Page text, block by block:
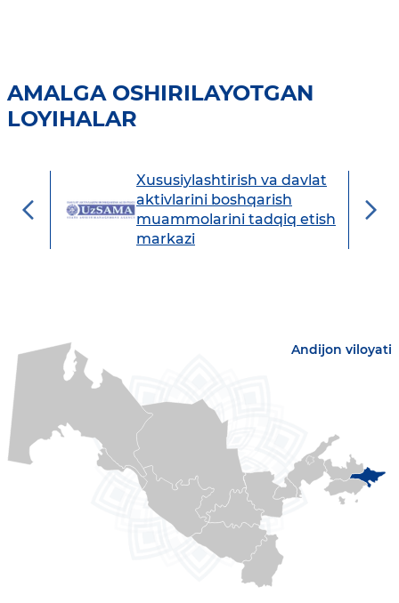
AMALGA OSHIRILAYOTGAN
LOYIHALAR
Xususiylashtirish va davlat
aktivlarini boshqarish
muammolarini tadqiq etish
markazi
Andijon viloyati